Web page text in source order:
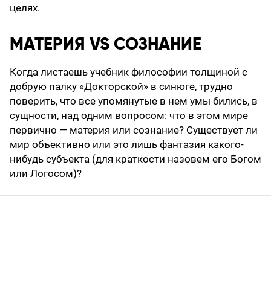
целях.
МАТЕРИЯ VS СОЗНАНИЕ
Когда листаешь учебник философии толщиной с
добрую палку «Докторской» в синюге, трудно
поверить, что все упомянутые в нем умы бились, в
сущности, над одним вопросом: что в этом мире
первично — материя или сознание? Существует ли
мир объективно или это лишь фантазия какого-
нибудь субъекта (для краткости назовем его Богом
или Логосом)?